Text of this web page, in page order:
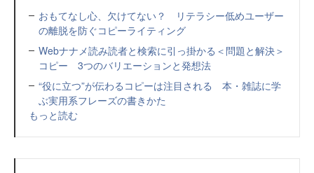
おもてなし心、欠けてない？ リテラシー低めユーザー
の離脱を防ぐコピーライティング
Webナナメ読み読者と検索に引っ掛かる＜問題と解決＞
コピー 3つのバリエーションと発想法
“役に立つ”が伝わるコピーは注目される 本・雑誌に学
ぶ実用系フレーズの書きかた
もっと読む